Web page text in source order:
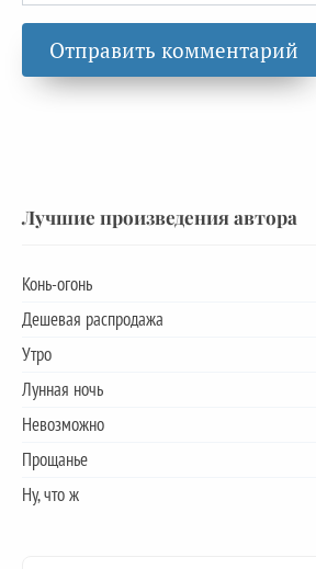
Лучшие произведения автора
Конь-огонь
Дешевая распродажа
Утро
Лунная ночь
Невозможно
Прощанье
Ну, что ж